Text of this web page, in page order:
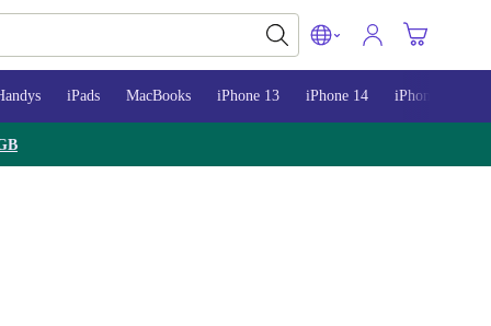
iPads MacBooks iPhone 13 iPhone 14 iPhone 15